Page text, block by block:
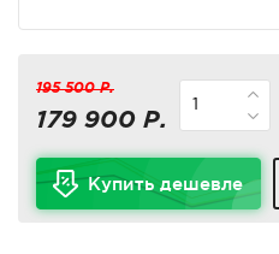
195 500 Р.
179 900 Р.
Купить дешевле